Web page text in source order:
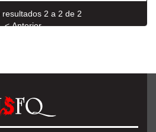
resultados 2 a 2 de 2
< Anterior